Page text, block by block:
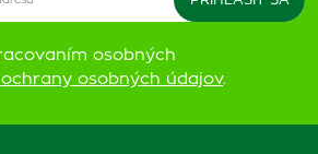
osobných
osobných údajov.